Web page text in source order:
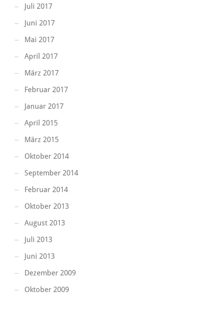
Juli 2017
Juni 2017
Mai 2017
April 2017
März 2017
Februar 2017
Januar 2017
April 2015
März 2015
Oktober 2014
September 2014
Februar 2014
Oktober 2013
August 2013
Juli 2013
Juni 2013
Dezember 2009
Oktober 2009